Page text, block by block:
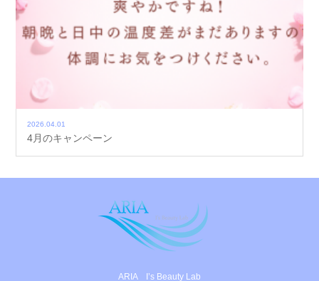
2026.04.01
4月のキャンペーン
ARIA I’s Beauty Lab